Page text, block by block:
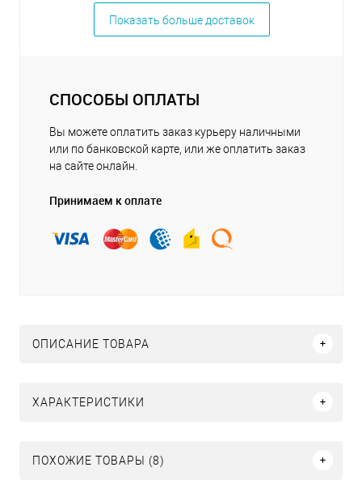
Показать больше доставок
СПОСОБЫ ОПЛАТЫ
Вы можете оплатить заказ курьеру наличными
или по банковской карте, или же оплатить заказ
на сайте онлайн.
Принимаем к оплате
ОПИСАНИЕ ТОВАРА
ХАРАКТЕРИСТИКИ
ПОХОЖИЕ ТОВАРЫ (8)